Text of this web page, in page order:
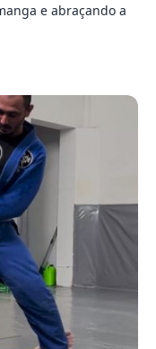
e abraçando a